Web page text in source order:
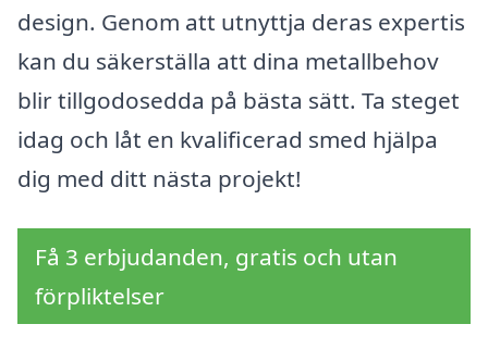
design. Genom att utnyttja deras expertis
kan du säkerställa att dina metallbehov
blir tillgodosedda på bästa sätt. Ta steget
idag och låt en kvalificerad smed hjälpa
dig med ditt nästa projekt!
Få 3 erbjudanden, gratis och utan
förpliktelser